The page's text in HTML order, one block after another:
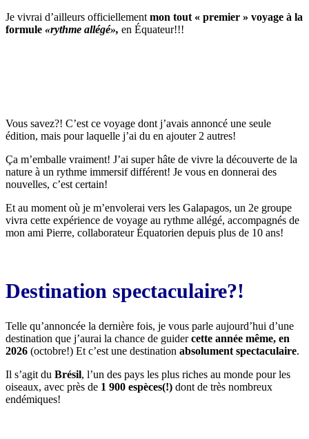
Je vivrai d’ailleurs officiellement mon tout « premier » voyage à la
formule «rythme allégé», en Équateur!!!
Vous savez?! C’est ce voyage dont j’avais annoncé une seule
édition, mais pour laquelle j’ai du en ajouter 2 autres!
Ça m’emballe vraiment! J’ai super hâte de vivre la découverte de la
nature à un rythme immersif différent! Je vous en donnerai des
nouvelles, c’est certain!
Et au moment où je m’envolerai vers les Galapagos, un 2e groupe
vivra cette expérience de voyage au rythme allégé, accompagnés de
mon ami Pierre, collaborateur Équatorien depuis plus de 10 ans!
Destination spectaculaire?!
Telle qu’annoncée la dernière fois, je vous parle aujourd’hui d’une
destination que j’aurai la chance de guidercette année même, en
2026 (octobre!) Et c’est une destination absolument spectaculaire.
Il s’agit du Brésil, l’un des pays les plus riches au monde pour les
oiseaux, avec près de 1 900 espèces(!) dont de très nombreux
endémiques!